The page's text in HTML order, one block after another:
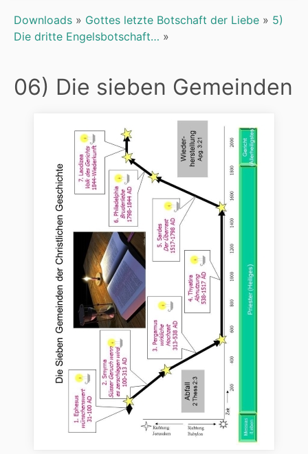
Downloads » Gottes letzte Botschaft der Liebe » 5)
Die dritte Engelsbotschaft… »
06) Die sieben Gemeinden